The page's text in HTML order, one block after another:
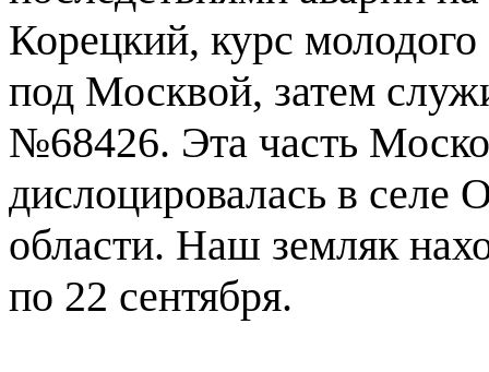
Корецкий, курс
под Москвой, затем
№68426. Эта часть
дислоцировалась в селе
области. Наш земляк
по 22 сентября.